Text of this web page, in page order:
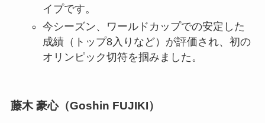
イプです。
今シーズン、ワールドカップでの安定した
成績（トップ8入りなど）が評価され、初の
オリンピック切符を掴みました。
藤木 豪心（Goshin FUJIKI）